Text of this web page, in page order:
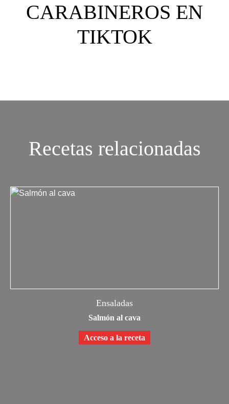
CARABINEROS EN
TIKTOK
Recetas relacionadas
Ensaladas
Salmón al cava
Acceso a la receta